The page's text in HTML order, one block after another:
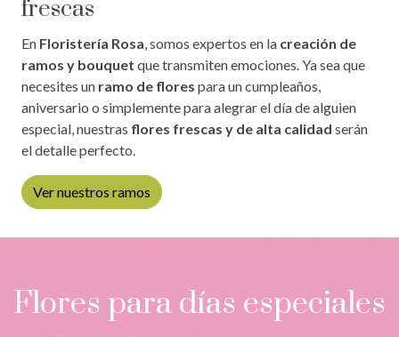
frescas
En Floristería Rosa, somos expertos en la creación de
ramos y bouquet que transmiten emociones. Ya sea que
necesites un ramo de flores para un cumpleaños,
aniversario o simplemente para alegrar el día de alguien
especial, nuestras flores frescas y de alta calidad serán
el detalle perfecto.
Ver nuestros ramos
Flores para días especiales